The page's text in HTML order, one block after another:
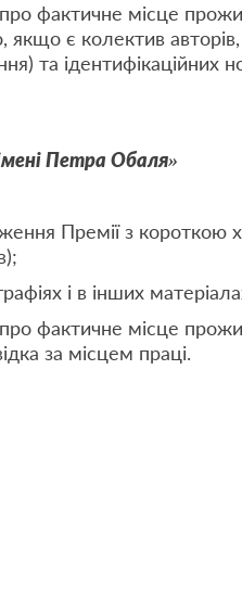
фактичне місце
є колектив авторів,
та ідентифікаційних
Петра Обаля»
Премії з короткою
і в інших
фактичне місце
за місцем праці.